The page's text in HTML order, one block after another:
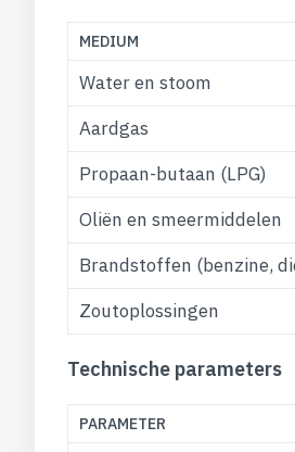
MEDIUM
Water en stoom
Aardgas
Propaan-butaan (LPG)
Oliën en smeermiddelen
Brandstoffen (benzine,
Zoutoplossingen
Technische parameters
PARAMETER